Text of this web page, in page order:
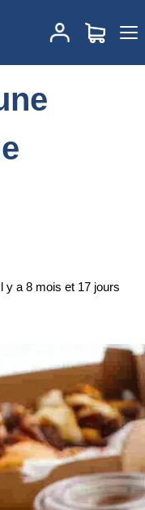
marchés
Le snacking,
y a 8 mois et 17 jours